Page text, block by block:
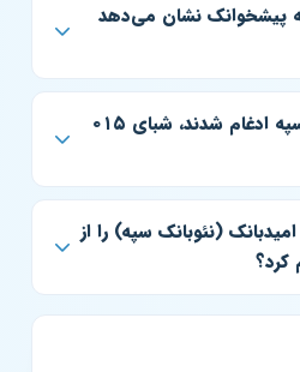
نشان می‌دهد
آیا کارت‌های کوثر که در سپه ادغام شدند، شبای ۰۱۵
(نئوبانک سپه) را از